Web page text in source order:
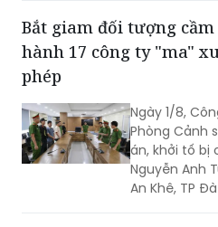
Bắt giam đối tượng
hành 17 công ty "ma"
phép
Ngày 1/8,
Phòng Cảnh
án, khởi tố bị
Nguyễn Anh
An Khê, TP